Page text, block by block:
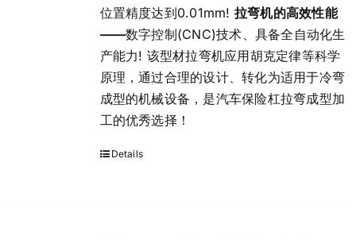
位置精度达到0.01mm! 拉弯机的高效性能
——数字控制(CNC)技术、具备全自动化生
产能力! 该型材拉弯机应用胡克定律等科学
原理，通过合理的设计、转化为适用于冷弯
成型的机械设备，是汽车保险杠拉弯成型加
工的优秀选择！
Details